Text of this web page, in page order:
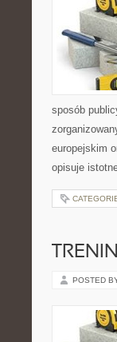
sposób
europejskim
opisuje
POSTED